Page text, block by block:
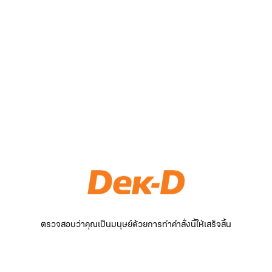
ตรวจสอบว่าคุณเป็นมนุษย์ด้วยการทำคำสั่งนี้ให้เสร็จสิ้น